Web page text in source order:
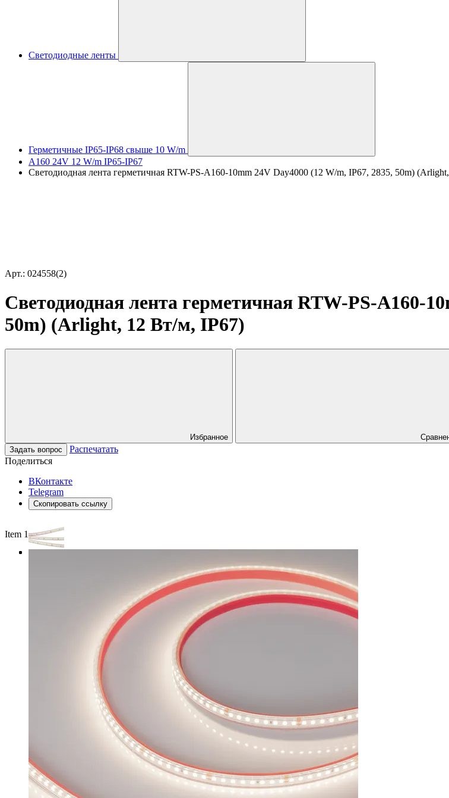
Светодиодные ленты
Герметичные IP65-IP68 свыше 10 W/m
A160 24V 12 W/m IP65-IP67
Светодиодная лента герметичная RTW-PS-A160-10mm 24V Day4000 (12 W/m, IP67, 2835, 50m)
Арт.: 024558(2)
Светодиодная лента герметичная RTW-PS-A160-
50m) (Arlight, 12 Вт/м, IP67)
Избранное
Задать вопрос
Распечатать
Поделиться
ВКонтакте
Telegram
Скопировать ссылку
Item 1 of 3